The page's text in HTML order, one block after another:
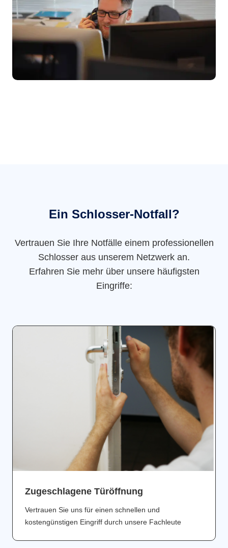
Ein Schlosser-Notfall?
Vertrauen Sie Ihre Notfälle einem professionellen
Schlosser aus unserem Netzwerk an.
Erfahren Sie mehr über unsere häufigsten
Eingriffe:
Zugeschlagene Türöffnung
Vertrauen Sie uns für einen schnellen und
kostengünstigen Eingriff durch unsere Fachleute